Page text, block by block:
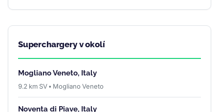
Superchargery v okolí
Mogliano Veneto, Italy
9.2 km SV • Mogliano Veneto
Noventa di Piave, Italy